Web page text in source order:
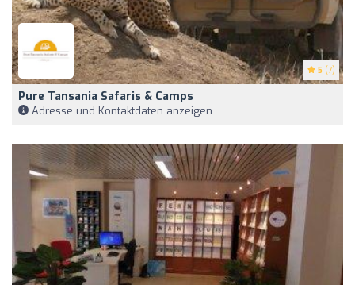
5 (7)
Pure Tansania Safaris & Camps
Adresse und Kontaktdaten anzeigen